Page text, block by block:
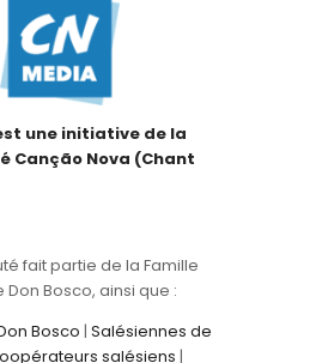
une initiative de la
Canção Nova (Chant
fait partie de la Famille
Bosco, ainsi que :
Bosco | Salésiennes de
salésiens |